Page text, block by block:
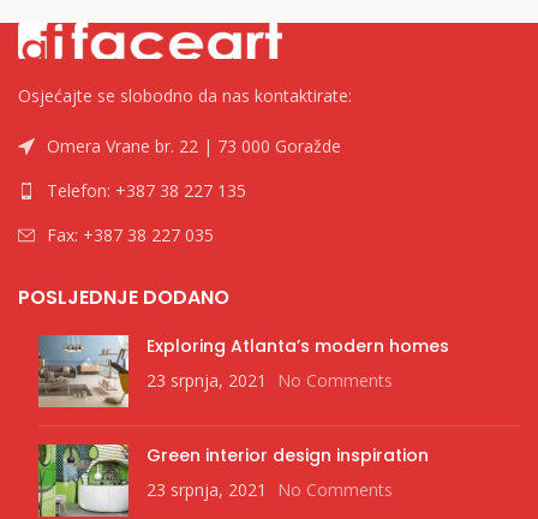
Osjećajte se slobodno da nas kontaktirate:
Omera Vrane br. 22 | 73 000 Goražde
Telefon: +387 38 227 135
Fax: +387 38 227 035
POSLJEDNJE DODANO
Exploring Atlanta’s modern homes
23 srpnja, 2021 No Comments
Green interior design inspiration
23 srpnja, 2021 No Comments